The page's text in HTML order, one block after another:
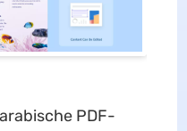
PDF-